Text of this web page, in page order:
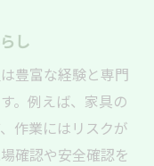
し
豊富な経験と専門
。例えば、家具の
作業にはリスクが
確認や安全確認を